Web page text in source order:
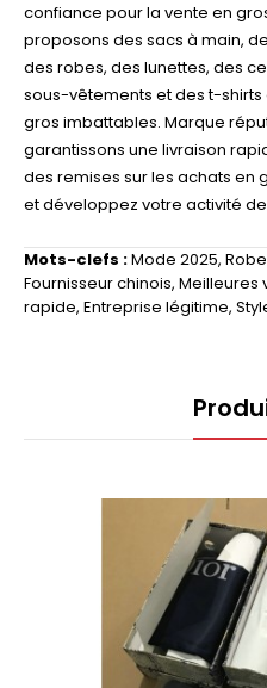
confiance pour la vente en
proposons des sacs à main,
des robes, des lunettes, des
sous-vêtements et des t-
gros imbattables. Marque
garantissons une livraison
des remises sur les achats en
et développez votre activité
Mots-clefs :Mode 2025,
Fournisseur chinois, Meilleures
rapide, Entreprise légitime,